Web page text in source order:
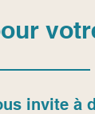
invite à